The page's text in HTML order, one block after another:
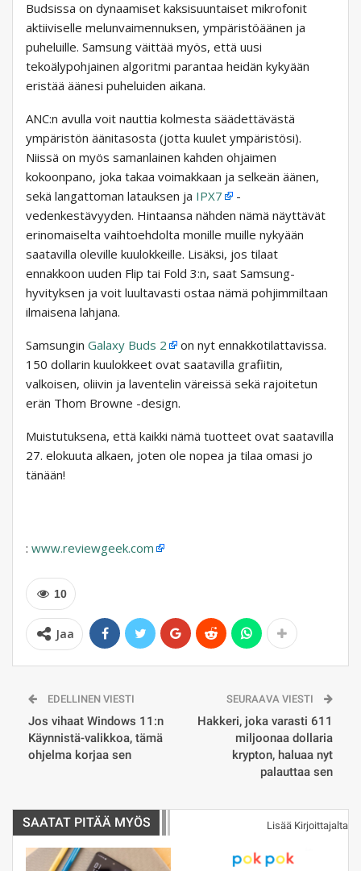
Budsissa on dynaamiset kaksisuuntaiset mikrofonit
aktiiviselle melunvaimennuksen, ympäristöäänen ja
puheluille. Samsung väittää myös, että uusi
tekoälypohjainen algoritmi parantaa heidän kykyään
eristää äänesi puheluiden aikana.
ANC:n avulla voit nauttia kolmesta säädettävästä
ympäristön äänitasosta (jotta kuulet ympäristösi).
Niissä on myös samanlainen kahden ohjaimen
kokoonpano, joka takaa voimakkaan ja selkeän äänen,
sekä langattoman latauksen ja IPX7
-
vedenkestävyyden. Hintaansa nähden nämä näyttävät
erinomaiselta vaihtoehdolta monille muille nykyään
saatavilla oleville kuulokkeille. Lisäksi, jos tilaat
ennakkoon uuden Flip tai Fold 3:n, saat Samsung-
hyvityksen ja voit luultavasti ostaa nämä pohjimmiltaan
ilmaisena lahjana.
Samsungin Galaxy Buds 2
on nyt ennakkotilattavissa.
150 dollarin kuulokkeet ovat saatavilla grafiitin,
valkoisen, oliivin ja laventelin väreissä sekä rajoitetun
erän Thom Browne -design.
Muistutuksena, että kaikki nämä tuotteet ovat saatavilla
27. elokuuta alkaen, joten ole nopea ja tilaa omasi jo
tänään!
: www.reviewgeek.com
10
Jaa
EDELLINEN VIESTI
Jos vihaat Windows 11:n
Käynnistä-valikkoa, tämä
ohjelma korjaa sen
SEURAAVA VIESTI
Hakkeri, joka varasti 611
miljoonaa dollaria
krypton, haluaa nyt
palauttaa sen
SAATAT PITÄÄ MYÖS Lisää Kirjoittajalta